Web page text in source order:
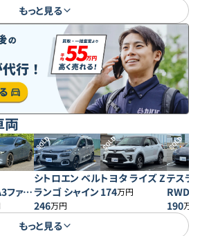
もっと見る
両
ファス
プ
ィブ
SOLD
シトロエン ベル
ランゴ シャイン
246万円
SOLD
トヨタ ライズ Z
174万円
SOLD
テスラ
RWD
190万円
もっと見る